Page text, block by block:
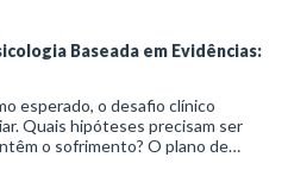
Baseada em Evidências:
esperado, o desafio clínico
Quais hipóteses precisam ser
o sofrimento? O plano de